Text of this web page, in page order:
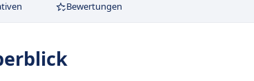
Bewertungen